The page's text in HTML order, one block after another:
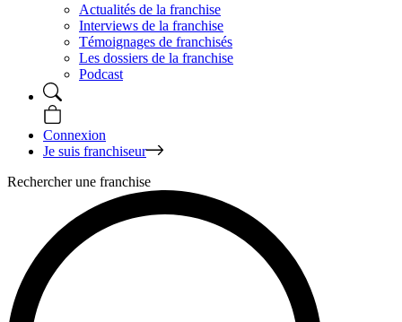
Actualités de la franchise
Interviews de la franchise
Témoignages de franchisés
Les dossiers de la franchise
Podcast
Connexion
Je suis franchiseur
Rechercher une franchise